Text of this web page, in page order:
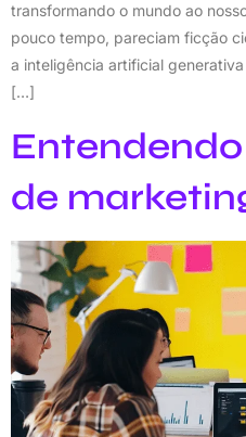
transformando o mundo ao
pouco tempo, pareciam ficção
a inteligência artificial
[…]
de